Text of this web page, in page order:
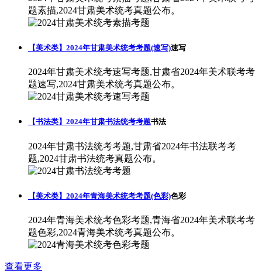
题素描,2024甘肃美术统考真题公布。
【美术类】2024年甘肃美术统考考题(速写)速写
2024年甘肃美术统考速写考题,甘肃省2024年美术联考考
题速写,2024甘肃美术统考真题公布。
【书法类】2024年甘肃书法统考考题书法
2024年甘肃书法统考考题,甘肃省2024年书法联考考
题,2024甘肃书法统考真题公布。
【美术类】2024年青海美术统考考题(色彩)色彩
2024年青海美术统考色彩考题,青海省2024年美术联考考
题色彩,2024青海美术统考真题公布。
查看更多